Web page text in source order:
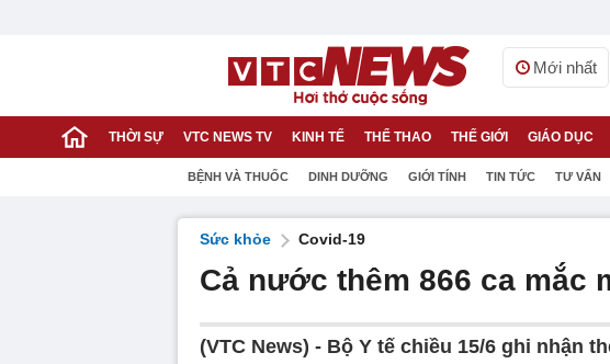
Mới nhất
THỜI SỰ VTC NEWS TV KINH TẾ THỂ THAO THẾ GIỚI GIÁO DỤC
BỆNH VÀ THUỐC DINH DƯỠNG GIỚI TÍNH TIN TỨC TƯ VẤN
Sức khỏe Covid-19
Cả nước thêm 866 ca mắc
(VTC News) - Bộ Y tế chiều 15/6 ghi nhận